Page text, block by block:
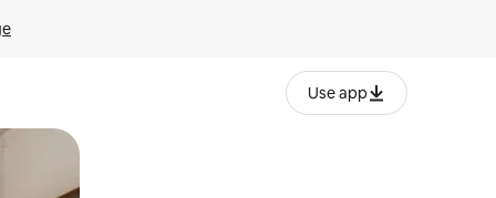
Use app